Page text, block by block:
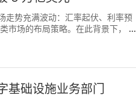
走势充满波动：汇率起伏、利率预
市场的布局策略。在此背景下，VT
基础设施业务部门